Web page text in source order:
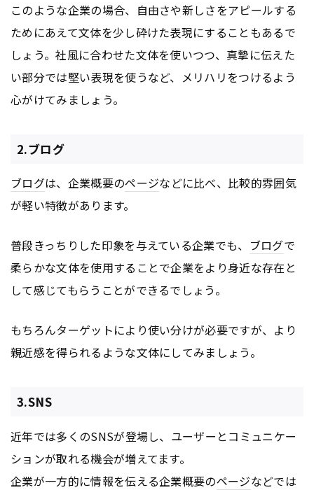
このような企業の場合、自由さや新しさをアピールする
ためにあえて文体を少し砕けた表現にすることもあるで
しょう。社風に合わせた文体を使いつつ、真摯に伝えた
い部分では堅い表現を使うなど、メリハリをつけるよう
心がけてみましょう。
2.ブログ
ブログは、企業概要のページなどに比べ、比較的雰囲気
が軽い特徴があります。
普段きっちりした印象を与えている企業でも、 ブログで
柔らかな文体を使用することで企業をより身近な存在と
して感じてもらうことができるでしょう。
もちろんターゲットにより使い分けが必要ですが、より
親近感を得られるような文体にしてみましょう。
3.SNS
近年では多くのSNSが登場し、ユーザーとコミュニケー
ションが取れる機会が増えてます。
企業が一方的に情報を伝える企業概要のページなどでは